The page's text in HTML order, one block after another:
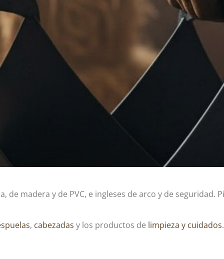
madera y de PVC, e ingleses de arco y de seguridad.
, cabezadas y los productos de limpieza y cuidados.